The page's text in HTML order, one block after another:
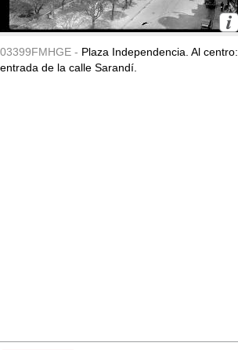
03399FMHGE - Plaza Independencia. Al centro:
entrada de la calle Sarandí.